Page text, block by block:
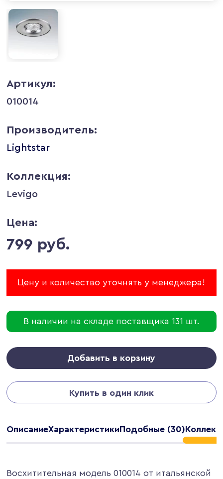
Артикул:
010014
Производитель:
Lightstar
Коллекция:
Levigo
Цена:
799 руб.
Цену и количество уточнять у менеджера!
В наличии на складе поставщика 131 шт.
Добавить в корзину
Купить в один клик
ОписаниеХарактеристикиПодобные (30)
Восхитительная модель 010014 от итальянской